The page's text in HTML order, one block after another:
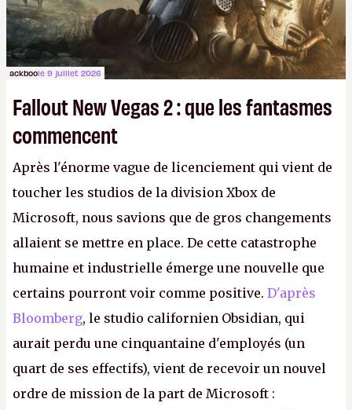
ackboole 9 juillet 2026
Fallout New Vegas 2 : que les fantasmes
commencent
Après l'énorme vague de licenciement qui vient de
toucher les studios de la division Xbox de
Microsoft, nous savions que de gros changements
allaient se mettre en place. De cette catastrophe
humaine et industrielle émerge une nouvelle que
certains pourront voir comme positive. D'après
Bloomberg, le studio californien Obsidian, qui
aurait perdu une cinquantaine d'employés (un
quart de ses effectifs), vient de recevoir un nouvel
ordre de mission de la part de Microsoft :